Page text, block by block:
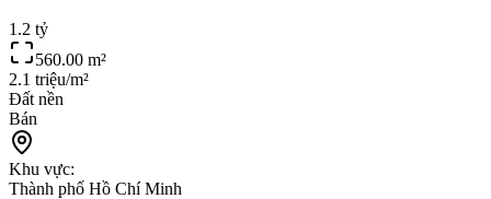
1.2 tỷ
560.00 m²
2.1 triệu/m²
Đất nền
Bán
Khu vực:
Thành phố Hồ Chí Minh